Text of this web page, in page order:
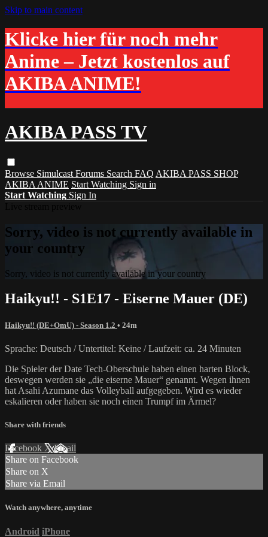
Skip to main content
Klicke hier für noch mehr
Anime – Jetzt kostenlos auf
AKIBA ANIME!
AKIBA PASS TV
Browse Simulcast Forums Search FAQ AKIBA PASS SHOP
AKIBA ANIME Start Watching Sign in
Start Watching Sign In
Sorry, video is not currently available in
your country
Sorry, video is not currently available in your country
Haikyu!! - S1E17 - Eiserne Mauer (DE)
Haikyu!! (DE+OmU) - Season 1.2 • 24m
Sprache: Deutsch / Untertitel: Keine / Laufzeit: ca. 24 Minuten
Die Spieler der Date Tech-Oberschule haben einen harten Block,
deswegen werden sie „die eiserne Mauer“ genannt. Wegen ihnen
hat Asahi Azumane das Volleyball aufgegeben. Wird es wieder
eskalieren oder haben sie noch einen Trumpf im Ärmel?
Share with friends
Facebook XEmail
Share on Facebook
Share on X
Share via Email
Watch anywhere, anytime
Android iPhone